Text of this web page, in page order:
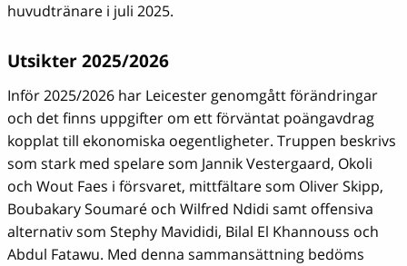
huvudtränare i juli 2025.
Utsikter 2025/2026
Inför 2025/2026 har Leicester genomgått förändringar
och det finns uppgifter om ett förväntat poängavdrag
kopplat till ekonomiska oegentligheter. Truppen beskrivs
som stark med spelare som Jannik Vestergaard, Okoli
och Wout Faes i försvaret, mittfältare som Oliver Skipp,
Boubakary Soumaré och Wilfred Ndidi samt offensiva
alternativ som Stephy Mavididi, Bilal El Khannouss och
Abdul Fatawu. Med denna sammansättning bedöms